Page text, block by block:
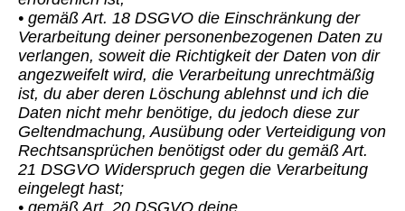
• gemäß Art. 18 DSGVO die Einschränkung der
Verarbeitung deiner personenbezogenen Daten zu
verlangen, soweit die Richtigkeit der Daten von dir
angezweifelt wird, die Verarbeitung unrechtmäßig
ist, du aber deren Löschung ablehnst und ich die
Daten nicht mehr benötige, du jedoch diese zur
Geltendmachung, Ausübung oder Verteidigung von
Rechtsansprüchen benötigst oder du gemäß Art.
21 DSGVO Widerspruch gegen die Verarbeitung
eingelegt hast;